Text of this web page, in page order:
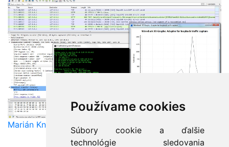
Používame cookies
Súbory cookie a ďalšie
technológie sledovania
Marián Knězek